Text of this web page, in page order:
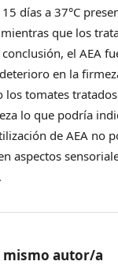
días a 37°C
que los
el AEA
en la
los tomates
lo que podría
de AEA no
aspectos
mismo autor/a